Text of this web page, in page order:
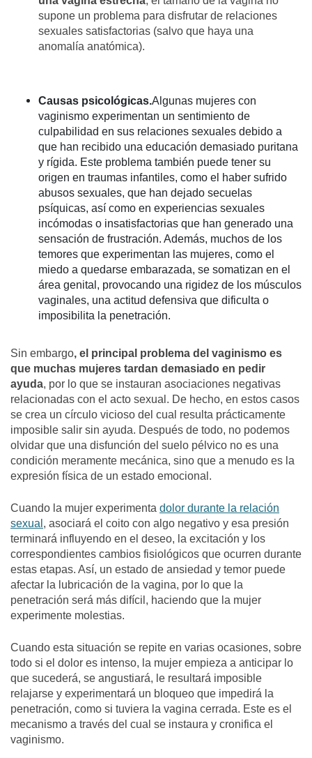
supone un problema para disfrutar de relaciones
sexuales satisfactorias (salvo que haya una
anomalía anatómica).
Causas psicológicas.Algunas mujeres con
vaginismo experimentan un sentimiento de
culpabilidad en sus relaciones sexuales debido a
que han recibido una educación demasiado puritana
y rígida. Este problema también puede tener su
origen en traumas infantiles, como el haber sufrido
abusos sexuales, que han dejado secuelas
psíquicas, así como en experiencias sexuales
incómodas o insatisfactorias que han generado una
sensación de frustración. Además, muchos de los
temores que experimentan las mujeres, como el
miedo a quedarse embarazada, se somatizan en el
área genital, provocando una rigidez de los músculos
vaginales, una actitud defensiva que dificulta o
imposibilita la penetración.
Sin embargo, el principal problema del vaginismo es
que muchas mujeres tardan demasiado en pedir
ayuda, por lo que se instauran asociaciones negativas
relacionadas con el acto sexual. De hecho, en estos casos
se crea un círculo vicioso del cual resulta prácticamente
imposible salir sin ayuda. Después de todo, no podemos
olvidar que una disfunción del suelo pélvico no es una
condición meramente mecánica, sino que a menudo es la
expresión física de un estado emocional.
Cuando la mujer experimenta dolor durante la relación
sexual, asociará el coito con algo negativo y esa presión
terminará influyendo en el deseo, la excitación y los
correspondientes cambios fisiológicos que ocurren durante
estas etapas. Así, un estado de ansiedad y temor puede
afectar la lubricación de la vagina, por lo que la
penetración será más difícil, haciendo que la mujer
experimente molestias.
Cuando esta situación se repite en varias ocasiones, sobre
todo si el dolor es intenso, la mujer empieza a anticipar lo
que sucederá, se angustiará, le resultará imposible
relajarse y experimentará un bloqueo que impedirá la
penetración, como si tuviera la vagina cerrada. Este es el
mecanismo a través del cual se instaura y cronifica el
vaginismo.